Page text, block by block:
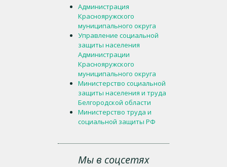
Администрация
Краснояружского
муниципального округа
Управление социальной
защиты населения
Администрации
Краснояружского
муниципального округа
Министерство социальной
защиты населения и труда
Белгородской области
Министерство труда и
социальной защиты РФ
Мы в соцсетях